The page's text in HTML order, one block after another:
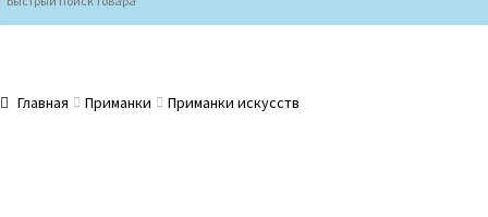
Главная Приманки Приманки искусств